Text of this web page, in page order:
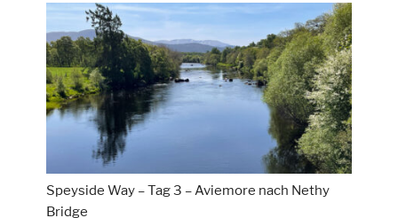
Speyside Way – Tag 3 – Aviemore nach Nethy
Bridge